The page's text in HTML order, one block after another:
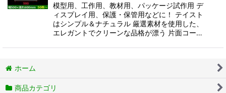
模型用、工作用、教材用、パッケージ試作用 デ
ィスプレイ用、保護・保管用などに！ テイスト
はシンプル＆ナチュラル 厳選素材を使用した、
エレガントでクリーンな品格が漂う 片面コー…
ホーム
商品カテゴリ